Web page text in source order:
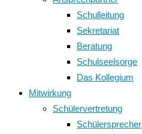
Schulleitung
Sekretariat
Beratung
Schulseelsorge
Das Kollegium
Mitwirkung
Schülervertretung
Schülersprecher